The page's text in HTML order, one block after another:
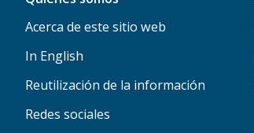
Acerca de este sitio web
In English
Reutilización de la información
Redes sociales